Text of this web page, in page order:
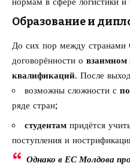
Образование и
До сих пор между странами
договорённости о взаимном
квалификаций. После
возможны сложности с
ряде стран;
студентам придётся
поступления и
Однако в ЕС Молдова